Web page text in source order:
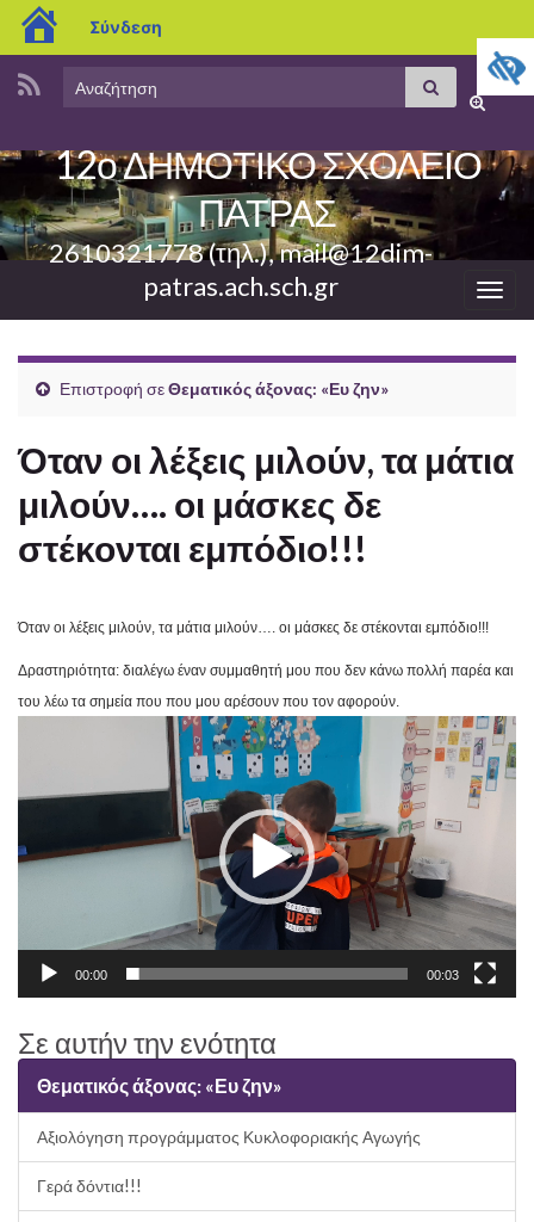
blogs.sch.gr
Σύνδεση
Search
Αναζήτηση
12ο ΔΗΜΟΤΙΚΟ ΣΧΟΛΕΙΟ
ΠΑΤΡΑΣ
2610321778 (τηλ.), mail@12dim-
patras.ach.sch.gr
Επιστροφή σεΘεματικός άξονας: «Ευ ζην»
Όταν οι λέξεις μιλούν, τα μάτια
μιλούν…. οι μάσκες δε
στέκονται εμπόδιο!!!
Όταν οι λέξεις μιλούν, τα μάτια μιλούν…. οι μάσκες δε στέκονται εμπόδιο!!!
Δραστηριότητα: διαλέγω έναν συμμαθητή μου που δεν κάνω πολλή παρέα και
του λέω τα σημεία που που μου αρέσουν που τον αφορούν.
00:00 00:03
Σε αυτήν την ενότητα
Θεματικός άξονας: «Ευ ζην»
Αξιολόγηση προγράμματος Κυκλοφοριακής Αγωγής
Γερά δόντια!!!